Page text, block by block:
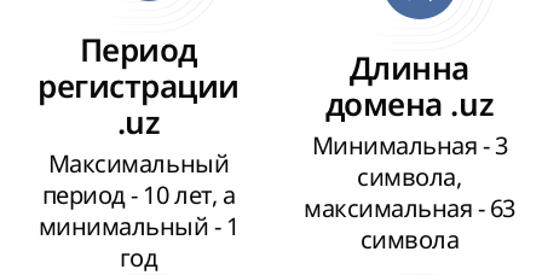
Период
регистрации
.uz
Максимальный
период - 10 лет, а
минимальный - 1
год
Длинна
домена .uz
Минимальная - 3
символа,
максимальная - 63
символа